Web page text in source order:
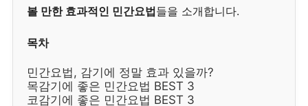
볼 만한 효과적인 민간요법들을 소개합니다.
목차
민간요법, 감기에 정말 효과 있을까?
목감기에 좋은 민간요법 BEST 3
코감기에 좋은 민간요법 BEST 3